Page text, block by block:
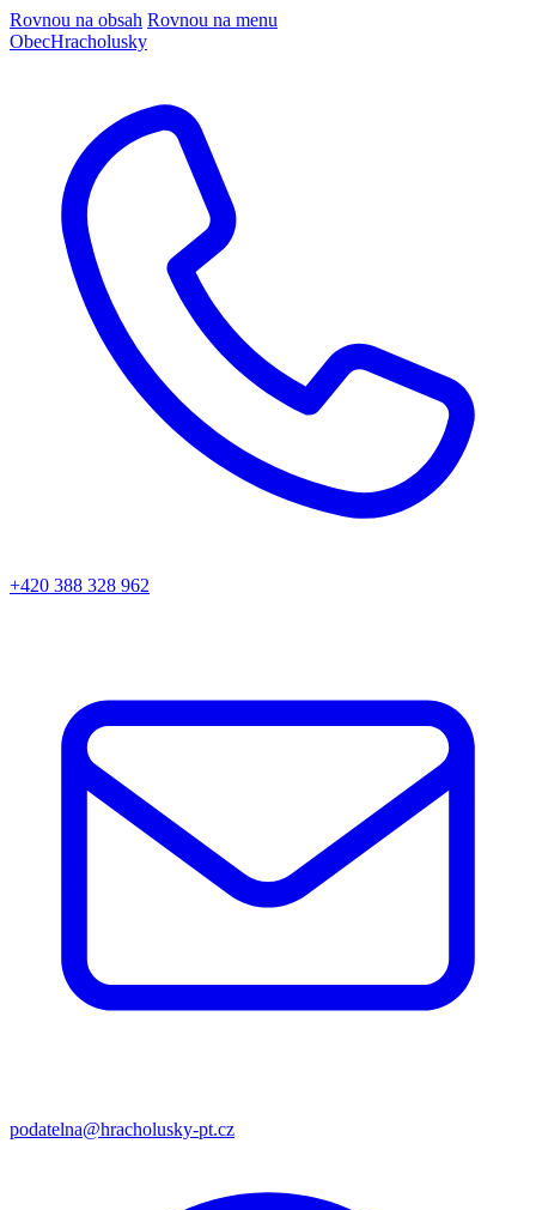
Rovnou na obsah Rovnou na menu
ObecHracholusky
+420 388 328 962
podatelna@hracholusky-pt.cz